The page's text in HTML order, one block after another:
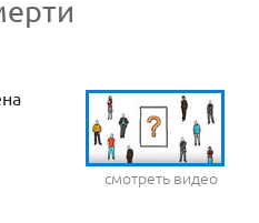
смотреть видео